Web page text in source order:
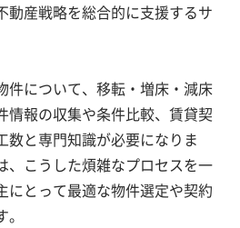
動産戦略を総合的に支援するサ
件について、移転・増床・減床
情報の収集や条件比較、賃貸契
数と専門知識が必要になりま
、こうした煩雑なプロセスを一
にとって最適な物件選定や契約